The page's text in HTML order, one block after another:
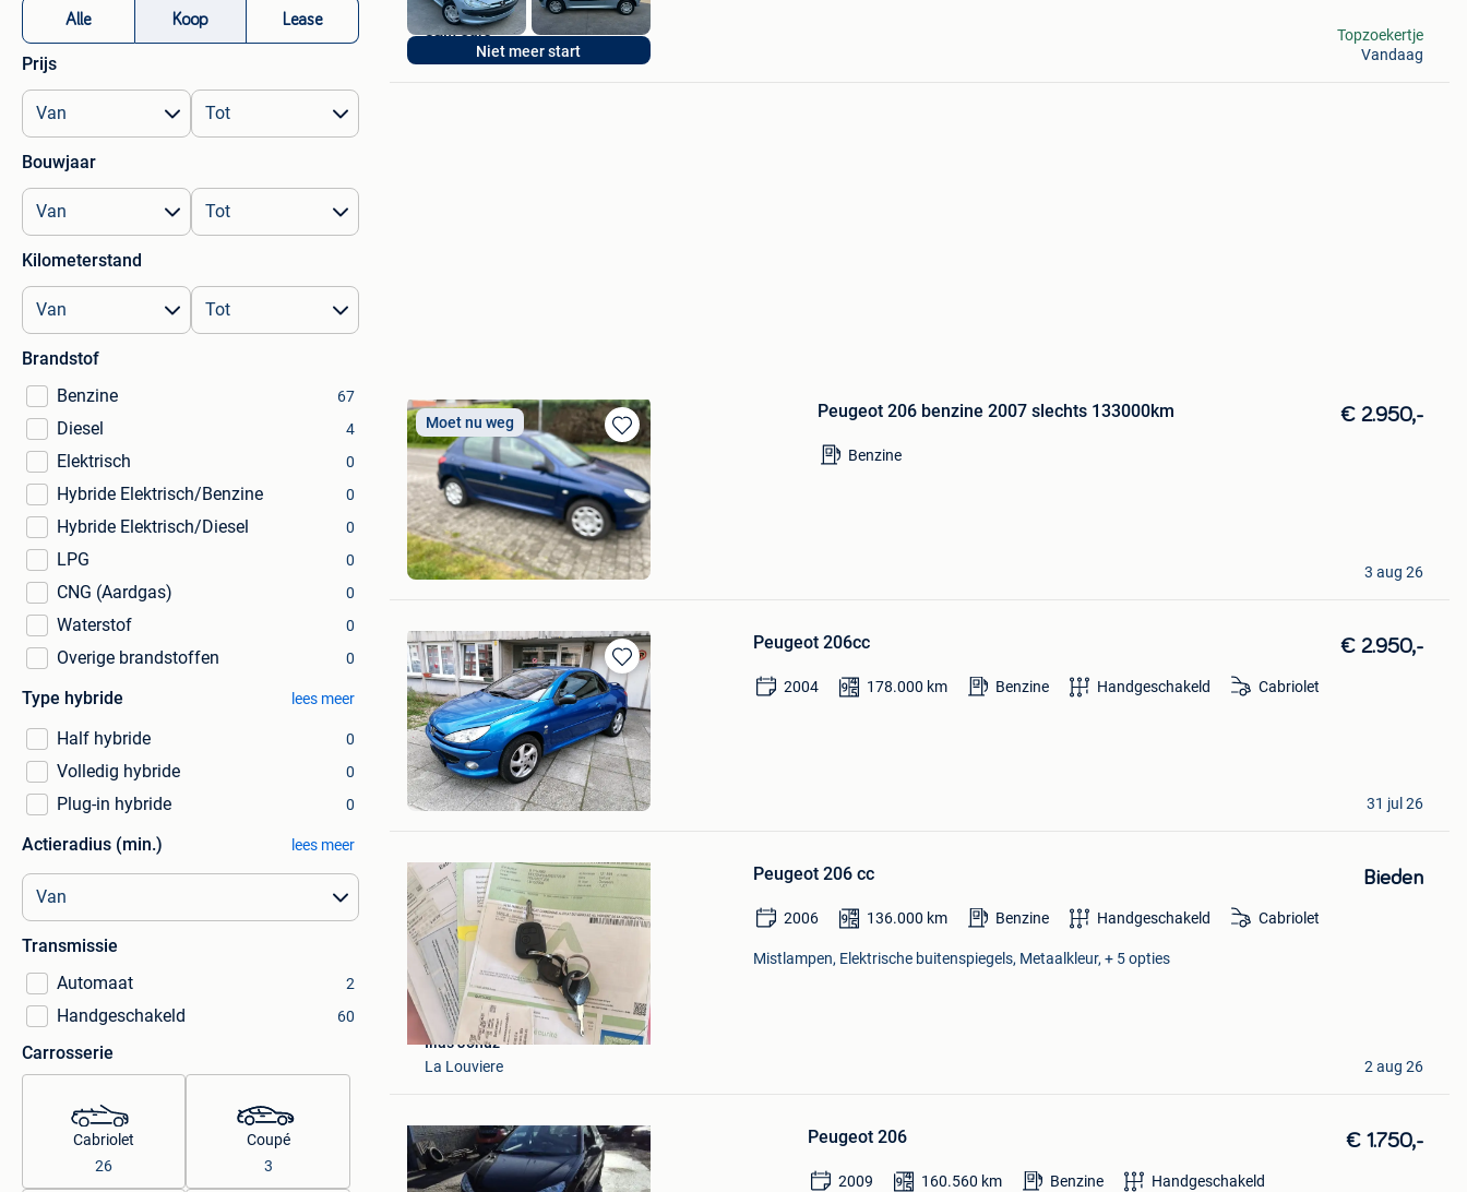
Alle Koop Lease
Prijs
Bouwjaar
Kilometerstand
Brandstof
Benzine
67
Diesel 4
Elektrisch 0
Hybride Elektrisch/Benzine 0
Hybride Elektrisch/Diesel 0
LPG 0
CNG (Aardgas) 0
Waterstof 0
Overige brandstoffen 0
Type hybride lees meer
Half hybride 0
Volledig hybride 0
Plug-in hybride 0
Actieradius (min.) lees meer
Transmissie
Automaat
2
Handgeschakeld 60
Carrosserie
Cabriolet
26
Coupé
3
Niet meer start
S&M Cars
Moorslede
Topzoekertje
Vandaag
Bewaren
in
Mijn
Favorieten
Moet nu weg
Peugeot 206 benzine 2007 slechts 133000km € 2.950,-
Benzine
Tim
Brecht
3 aug 26
Bewaren
in
Mijn
Favorieten
Peugeot 206cc € 2.950,-
2004 178.000 km Benzine Handgeschakeld Cabriolet
Yego
Deurne
31 jul 26
Bewaren
in
Mijn
Favorieten
Peugeot 206 cc Bieden
2006 136.000 km Benzine Handgeschakeld Cabriolet
Mistlampen, Elektrische buitenspiegels, Metaalkleur, + 5 opties
Ilias Jonuz
La Louviere
2 aug 26
Bewaren
in
Mijn
Peugeot 206 € 1.750,-
2009 160.560 km Benzine Handgeschakeld